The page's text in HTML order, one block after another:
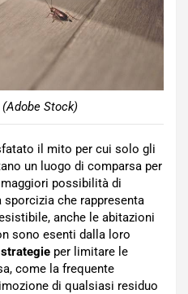
Stock)
il mito per cui solo gli
un luogo di comparsa per
maggiori possibilità di
sporcizia che rappresenta
anche le abitazioni
sono esenti dalla loro
strategie per limitare le
come la frequente
di qualsiasi residuo